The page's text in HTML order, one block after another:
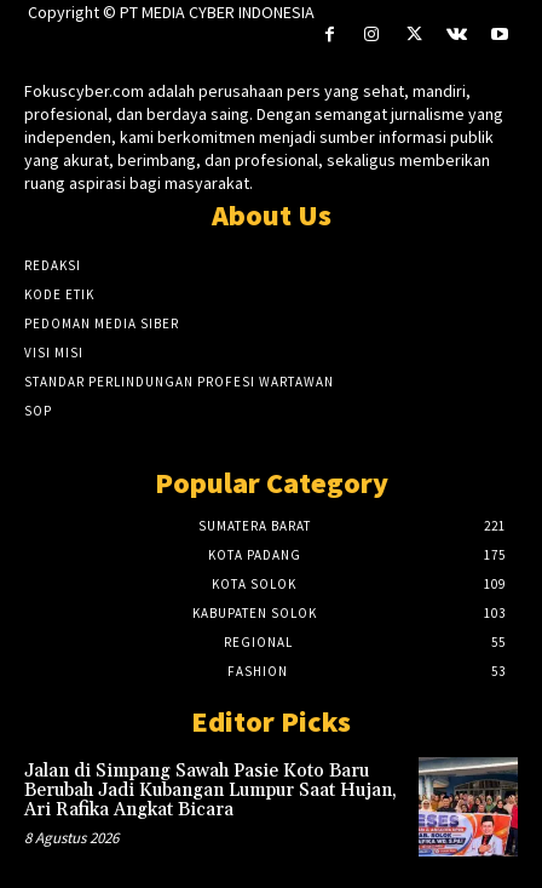
Copyright © PT MEDIA CYBER INDONESIA
Fokuscyber.com adalah perusahaan pers yang sehat, mandiri,
profesional, dan berdaya saing. Dengan semangat jurnalisme yang
independen, kami berkomitmen menjadi sumber informasi publik
yang akurat, berimbang, dan profesional, sekaligus memberikan
ruang aspirasi bagi masyarakat.
About Us
REDAKSI
KODE ETIK
PEDOMAN MEDIA SIBER
VISI MISI
STANDAR PERLINDUNGAN PROFESI WARTAWAN
SOP
Popular Category
SUMATERA BARAT
221
KOTA PADANG
175
KOTA SOLOK
109
KABUPATEN SOLOK
103
REGIONAL
55
FASHION
53
Editor Picks
Jalan di Simpang Sawah Pasie Koto Baru
Berubah Jadi Kubangan Lumpur Saat Hujan,
Ari Rafika Angkat Bicara
8 Agustus 2026